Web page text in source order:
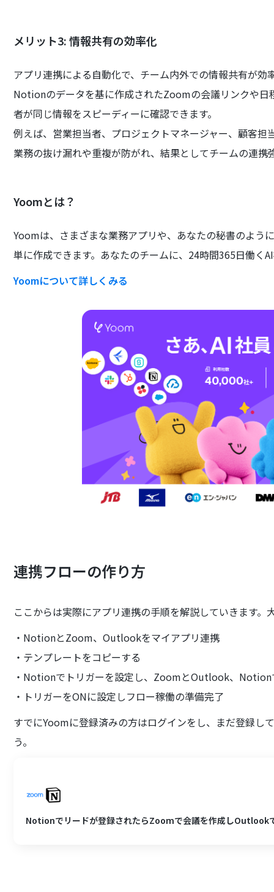
メリット3: 情報共有の効率化
アプリ連携による自動化で、チーム内外での情報共有が効
Notionのデータを基に作成されたZoomの会議リンクや
者が同じ情報をスピーディーに確認できます。
例えば、営業担当者、プロジェクトマネージャー、顧客
業務の抜け漏れや重複が防がれ、結果としてチームの連携
Yoomとは？
Yoomは、さまざまな業務アプリや、あなたの秘書のよう
単に作成できます。あなたのチームに、24時間365日働く
Yoomについて詳しくみる
連携フローの作り方
ここからは実際にアプリ連携の手順を解説していきます。
・NotionとZoom、Outlookをマイアプリ連携
・テンプレートをコピーする
・Notionでトリガーを設定し、ZoomとOutlook、Notion
・トリガーをONに設定しフロー稼働の準備完了
すでにYoomに登録済みの方はログインをし、まだ登録し
う。
Notionでリードが登録されたらZoomで会議を作成しOutlook